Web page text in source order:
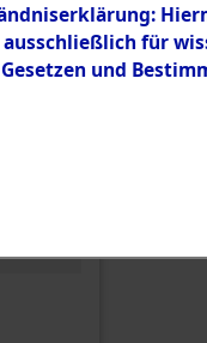
ausschließlich für
Gesetzen und